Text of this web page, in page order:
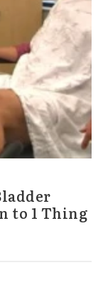
to 1 Thing